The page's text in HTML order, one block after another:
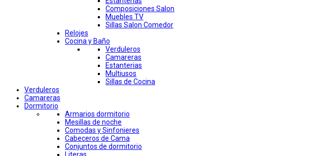
Composiciones Salon
Muebles TV
Sillas Salon Comedor
Relojes
Cocina y Baño
Verduleros
Camareras
Estanterias
Multiusos
Sillas de Cocina
Verduleros
Camareras
Dormitorio
Armarios dormitorio
Mesillas de noche
Comodas y Sinfonieres
Cabeceros de Cama
Conjuntos de dormitorio